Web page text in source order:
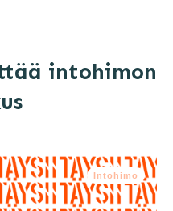
intohimon
Intohimo